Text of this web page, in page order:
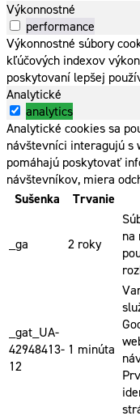
Výkonnostné
performance
Výkonnostné súbory
kľúčových indexov
poskytovaní lepšej
Analytické
analytics
Analytické cookies sa
návštevníci interagujú s
pomáhajú poskytovať
návštevníkov, miera
Sušenka
Trvanie
_ga 2 roky
na
_gat_UA-
42948413-
12
1 minúta